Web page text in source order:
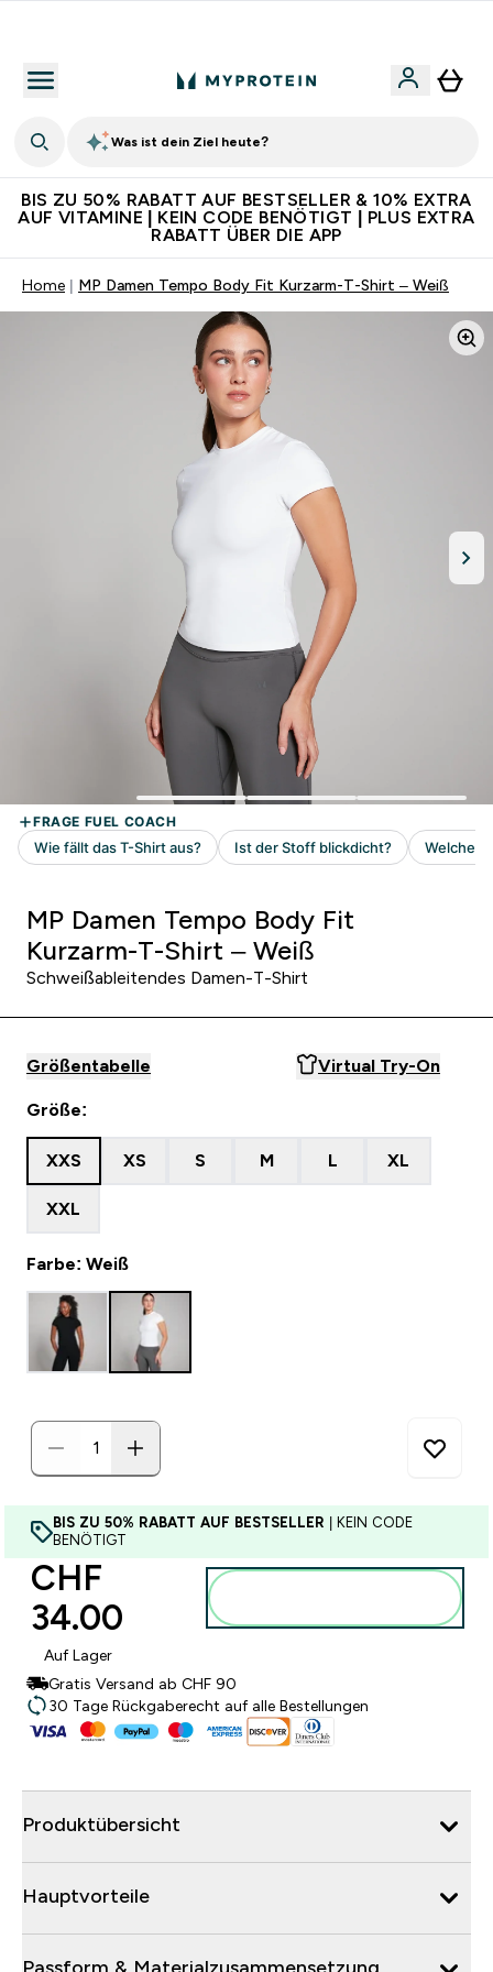
Was ist dein Ziel heute?
BIS ZU 50% RABATT AUF BESTSELLER & 10% EXTRA
AUF VITAMINE | KEIN CODE BENÖTIGT | PLUS EXTRA
RABATT ÜBER DIE APP
Home MP Damen Tempo Body Fit Kurzarm-T-Shirt – Weiß
MP Damen Tempo Body Fit
Kurzarm-T-Shirt – Weiß
Schweißableitendes Damen-T-Shirt
Größentabelle Virtual Try-On
Größe:
XXS XS S M L XL
XXL
Farbe: Weiß
BIS ZU 50% RABATT AUF BESTSELLER | KEIN CODE
BENÖTIGT
CHF
34.00‎
Auf Lager
Gratis Versand ab CHF 90
30 Tage Rückgaberecht auf alle Bestellungen
Produktübersicht
Hauptvorteile
Passform & Materialzusammensetzung